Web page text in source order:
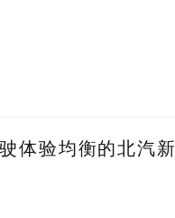
体验均衡的北汽